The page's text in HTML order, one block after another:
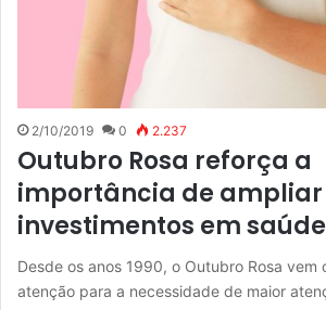
2/10/2019 0 2.237
Outubro Rosa reforça a
importância de ampliar
investimentos em saúde
Desde os anos 1990, o Outubro Rosa vem
atenção para a necessidade de maior